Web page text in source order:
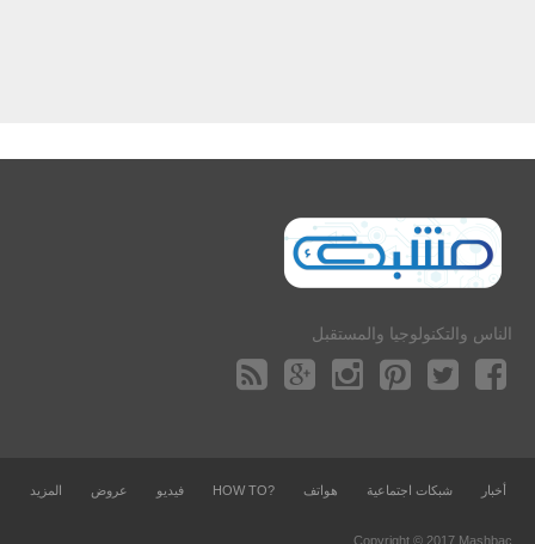
الناس والتكنولوجيا والمستقبل
أخبار شبكات اجتماعية هواتف ?HOW TO فيديو عروض المزيد
Copyright © 2017 Mashbac